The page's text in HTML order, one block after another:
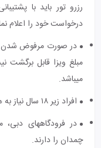
رزرو تور باید با
درخواست خود را اعلام
در صورت مرفوض شدن
مبلغ ویزا قابل برگشت
میباشد.
افراد زیر ۱۸ سال نیاز به همراه دارند.
چمدان را دارند.